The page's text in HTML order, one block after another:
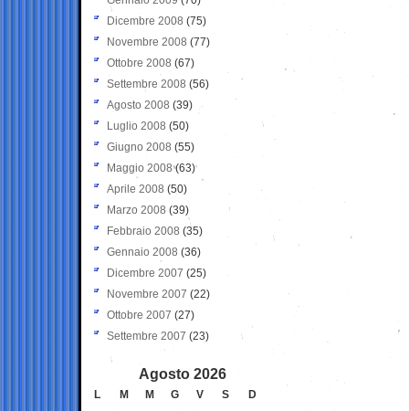
Dicembre 2008 (75)
Novembre 2008 (77)
Ottobre 2008 (67)
Settembre 2008 (56)
Agosto 2008 (39)
Luglio 2008 (50)
Giugno 2008 (55)
Maggio 2008(63)
Aprile 2008 (50)
Marzo 2008 (39)
Febbraio 2008 (35)
Gennaio 2008 (36)
Dicembre 2007 (25)
Novembre 2007 (22)
Ottobre 2007 (27)
Settembre 2007 (23)
Agosto 2026
L M M G V S
D